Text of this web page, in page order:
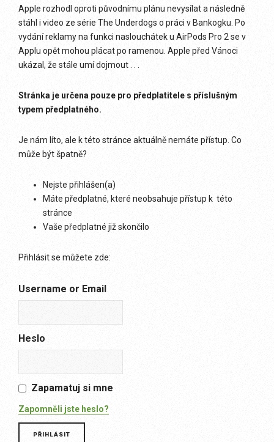
Apple rozhodl oproti původnímu plánu nevysílat a následně
stáhl i video ze série The Underdogs o práci v Bankogku. Po
vydání reklamy na funkci naslouchátek u AirPods Pro 2 se v
Applu opět mohou plácat po ramenou. Apple před Vánoci
ukázal, že stále umí dojmout . . .
Stránka je určena pouze pro předplatitele s příslušným
typem předplatného.
Je nám líto, ale k této stránce aktuálně nemáte přístup. Co
může být špatně?
Nejste přihlášen(a)
Máte předplatné, které neobsahuje přístup k této
stránce
Vaše předplatné již skončilo
Přihlásit se můžete zde:
Username or Email
Heslo
Zapamatuj si mne
Zapomněli jste heslo?